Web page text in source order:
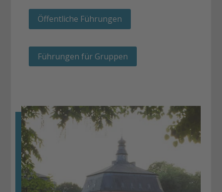
Öffentliche Führungen
Führungen für Gruppen